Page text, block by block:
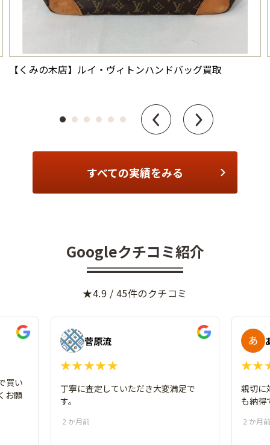
【くみの木店】ルイ・ヴィトンハンドバッグ買取
すべての実績をみる
Googleクチコミ紹介
★4.9 / 45件のクチコミ
買い
お願
菅原流
★★★★★
丁寧に査定していただき大変満足で
す。
2 か月前
親切に
も納得
2 か月前